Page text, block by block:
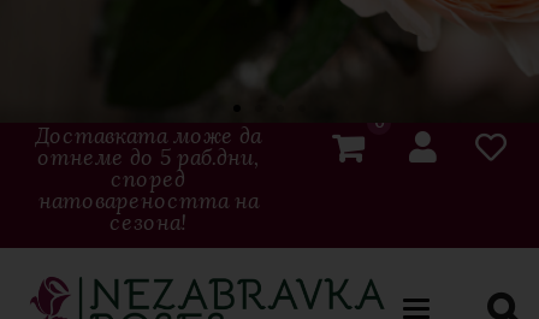
Доставката може да
отнеме до 5 раб.дни,
според
натовареността на
сезона!
0
Toggle